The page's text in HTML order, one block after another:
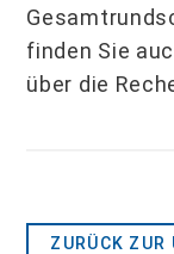
finden Sie
über die
ZURÜCK ZUR